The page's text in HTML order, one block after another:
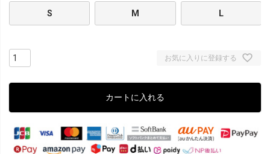
S
M L
お気に入りに登録する
カートに入れる